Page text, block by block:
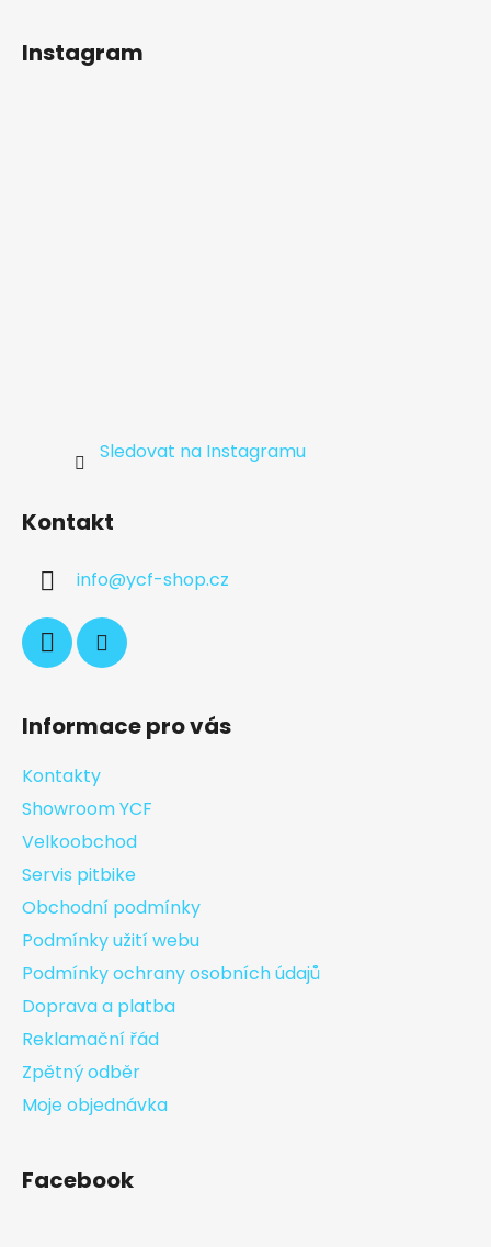
Instagram
Sledovat na Instagramu
Kontakt
info@ycf-shop.cz
Informace pro vás
Kontakty
Showroom YCF
Velkoobchod
Servis pitbike
Obchodní podmínky
Podmínky užití webu
Podmínky ochrany osobních údajů
Doprava a platba
Reklamační řád
Zpětný odběr
Moje objednávka
Facebook